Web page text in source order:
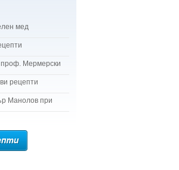
мед
проф. Мермерски
рецепти
Манолов при